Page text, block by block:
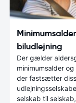
biludlejning
Der gælder
minimumsalder
der fastsætter
selskab til